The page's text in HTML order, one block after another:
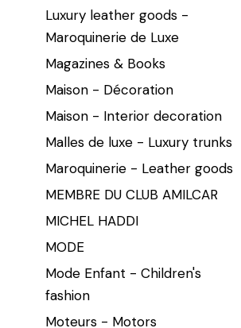
Luxury leather goods -
Maroquinerie de Luxe
Magazines & Books
Maison - Décoration
Maison - Interior decoration
Malles de luxe - Luxury trunks
Maroquinerie - Leather goods
MEMBRE DU CLUB AMILCAR
MICHEL HADDI
MODE
Mode Enfant - Children's
fashion
Moteurs - Motors